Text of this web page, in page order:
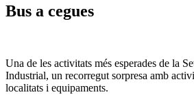
Bus a cegues
Una de les activitats més esperades de la
Industrial, un recorregut sorpresa amb
localitats i equipaments.